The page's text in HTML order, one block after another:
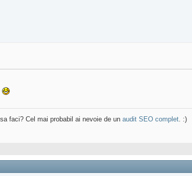
faci? Cel mai probabil ai nevoie de un audit SEO complet. :)